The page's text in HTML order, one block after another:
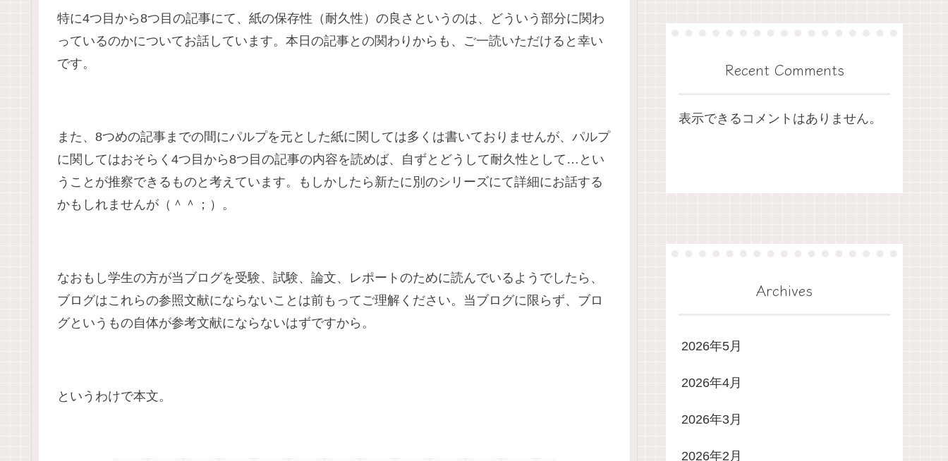
特に4つ目から8つ目の記事にて、紙の保存性（耐久性）の良さというのは、どういう部分に関わ
っているのかについてお話しています。本日の記事との関わりからも、ご一読いただけると幸い
です。
また、8つめの記事までの間にパルプを元とした紙に関しては多くは書いておりませんが、パルプ
に関してはおそらく4つ目から8つ目の記事の内容を読めば、自ずとどうして耐久性として…とい
うことが推察できるものと考えています。もしかしたら新たに別のシリーズにて詳細にお話する
かもしれませんが（＾＾；）。
なおもし学生の方が当ブログを受験、試験、論文、レポートのために読んでいるようでしたら、
ブログはこれらの参照文献にならないことは前もってご理解ください。当ブログに限らず、ブロ
グというもの自体が参考文献にならないはずですから。
というわけで本文。
Recent Comments
表示できるコメントはありません。
Archives
2026年5月
2026年4月
2026年3月
2026年2月